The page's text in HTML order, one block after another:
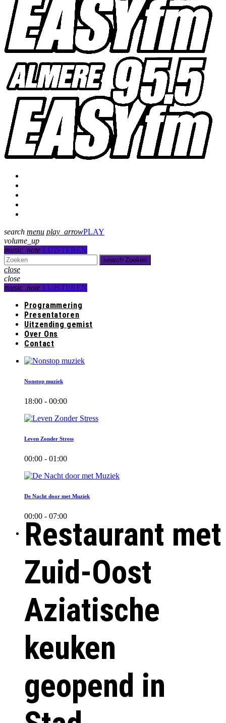
search menu play_arrowPLAY
volume_up
music_note LUISTEREN
search Zoeken
close
close
music_note LUISTEREN
Programmering
Presentatoren
Uitzending gemist
Over Ons
Contact
Nonstop muziek
18:00 - 00:00
Leven Zonder Stress
00:00 - 01:00
De Nacht door met Muziek
00:00 - 07:00
Restaurant met
Zuid-Oost
Aziatische
keuken
geopend in